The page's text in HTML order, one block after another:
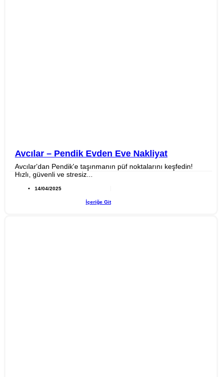
Avcılar – Pendik Evden Eve Nakliyat
Avcılar'dan Pendik'e taşınmanın püf noktalarını keşfedin!
Hızlı, güvenli ve stresiz...
14/04/2025
İçeriğe Git